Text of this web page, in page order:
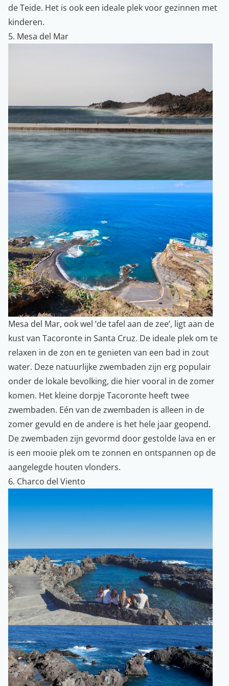
de Teide. Het is ook een ideale plek voor gezinnen met
kinderen.
5. Mesa del Mar
Mesa del Mar, ook wel ‘de tafel aan de zee’, ligt aan de
kust van Tacoronte in Santa Cruz. De ideale plek om te
relaxen in de zon en te genieten van een bad in zout
water. Deze natuurlijke zwembaden zijn erg populair
onder de lokale bevolking, die hier vooral in de zomer
komen. Het kleine dorpje Tacoronte heeft twee
zwembaden. Eén van de zwembaden is alleen in de
zomer gevuld en de andere is het hele jaar geopend.
De zwembaden zijn gevormd door gestolde lava en er
is een mooie plek om te zonnen en ontspannen op de
aangelegde houten vlonders.
6. Charco del Viento